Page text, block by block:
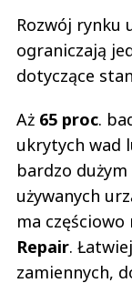
Rozwój rynku
ograniczają
dotyczące
Aż 65 proc.
ukrytych wad
bardzo
używanych
ma
Repair.
zamiennych,